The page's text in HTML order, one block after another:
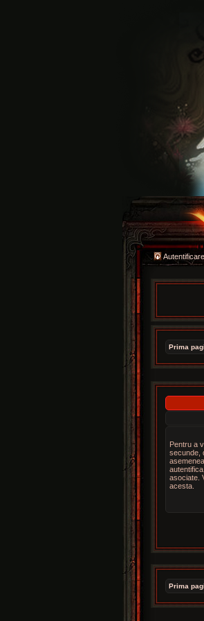
Autentificare
Prima
Pentru a
secunde,
asociate.
acesta.
Prima